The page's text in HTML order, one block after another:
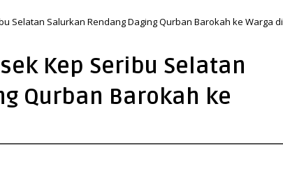
Selatan Salurkan Rendang Daging Qurban Barokah ke Warga di
Kep Seribu Selatan
Qurban Barokah ke